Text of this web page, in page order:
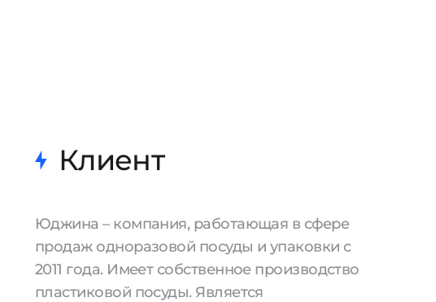
Клиент
Юджина – компания, работающая в сфере
продаж одноразовой посуды и упаковки с
2011 года. Имеет собственное производство
пластиковой посуды. Является